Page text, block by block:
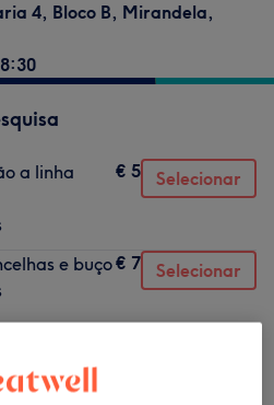
4, Bloco B, Mirandela,
a linha
€ 5 Selecionar
e buço€ 7 Selecionar